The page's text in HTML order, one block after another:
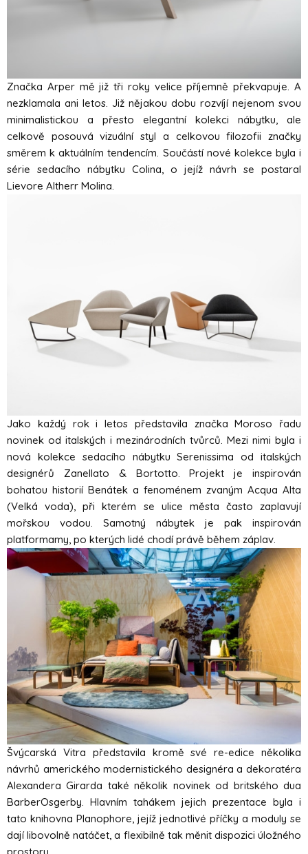
Značka Arper mě již tři roky velice příjemně překvapuje. A
nezklamala ani letos. Již nějakou dobu rozvíjí nejenom svou
minimalistickou a přesto elegantní kolekci nábytku, ale
celkově posouvá vizuální styl a celkovou filozofii značky
směrem k aktuálním tendencím. Součástí nové kolekce byla i
série sedacího nábytku Colina, o jejíž návrh se postaral
Lievore Altherr Molina.
Jako každý rok i letos představila značka Moroso řadu
novinek od italských i mezinárodních tvůrců. Mezi nimi byla i
nová kolekce sedacího nábytku Serenissima od italských
designérů Zanellato & Bortotto. Projekt je inspirován
bohatou historií Benátek a fenoménem zvaným Acqua Alta
(Velká voda), při kterém se ulice města často zaplavují
mořskou vodou. Samotný nábytek je pak inspirován
platformamy, po kterých lidé chodí právě během záplav.
Švýcarská Vitra představila kromě své re-edice několika
návrhů amerického modernistického designéra a dekoratéra
Alexandera Girarda také několik novinek od britského dua
BarberOsgerby. Hlavním tahákem jejich prezentace byla i
tato knihovna Planophore, jejíž jednotlivé příčky a moduly se
dají libovolně natáčet, a flexibilně tak měnit dispozici úložného